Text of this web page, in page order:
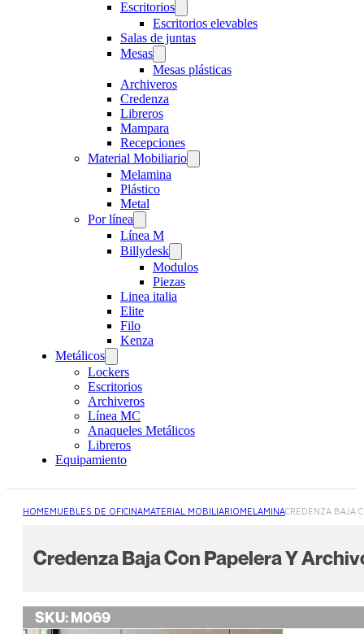
Escritorios
Escritorios elevables
Salas de juntas
Mesas
Mesas plásticas
Archiveros
Credenza
Libreros
Mampara
Recepciones
Material Mobiliario
Melamina
Plástico
Metal
Por línea
Línea M
Billydesk
Modulos
Piezas
Linea italia
Elite
Filo
Kenza
Metálicos
Lockers
Escritorios
Archiveros
Línea MC
Anaqueles Metálicos
Libreros
Equipamiento
HOMEMUEBLES DE OFICINAMATERIAL MOBILIARIOMELAMINACREDENZA BAJA
Credenza Baja Con Papelera Y
SKU:M069